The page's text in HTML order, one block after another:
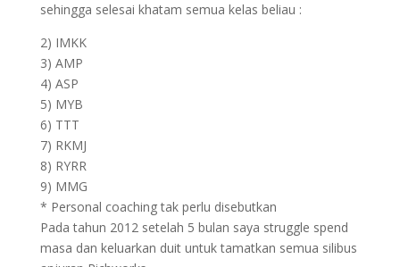
sehingga selesai khatam semua kelas beliau :
2) IMKK
3) AMP
4) ASP
5) MYB
6) TTT
7) RKMJ
8) RYRR
9) MMG
* Personal coaching tak perlu disebutkan
Pada tahun 2012 setelah 5 bulan saya struggle spend
masa dan keluarkan duit untuk tamatkan semua silibus